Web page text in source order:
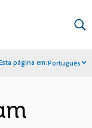
página em:Português